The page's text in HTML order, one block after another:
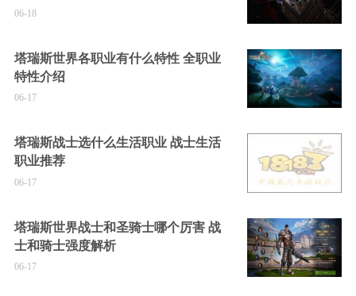
06-18
塔瑞斯世界各职业有什么特性 全职业
特性介绍
06-17
塔瑞斯战士选什么生活职业 战士生活
职业推荐
06-17
塔瑞斯世界战士和圣骑士哪个厉害 战
士和骑士强度解析
06-17